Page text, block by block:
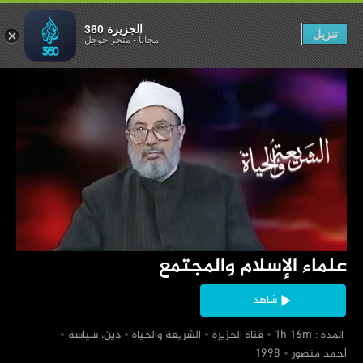
‏علماء الإسلام والمجتمع
شاهد
‏ المدة : 1h 16m
‏قناة الجزيرة ‏الشريعة والحياة
‏دين، سياسة
‏أحمد منصور
والمجتمع
الجزيرة 360
مجاناً-متجر جوجل تنزيل